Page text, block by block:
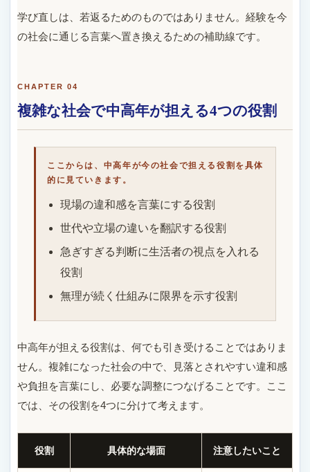
学び直しは、若返るためのものではありません。経験を今
の社会に通じる言葉へ置き換えるための補助線です。
CHAPTER 04
複雑な社会で中高年が担える4つの役割
ここからは、中高年が今の社会で担える役割を具体
的に見ていきます。
現場の違和感を言葉にする役割
世代や立場の違いを翻訳する役割
急ぎすぎる判断に生活者の視点を入れる
役割
無理が続く仕組みに限界を示す役割
中高年が担える役割は、何でも引き受けることではありま
せん。複雑になった社会の中で、見落とされやすい違和感
や負担を言葉にし、必要な調整につなげることです。ここ
では、その役割を4つに分けて考えます。
役割 具体的な場面 注意したいこと